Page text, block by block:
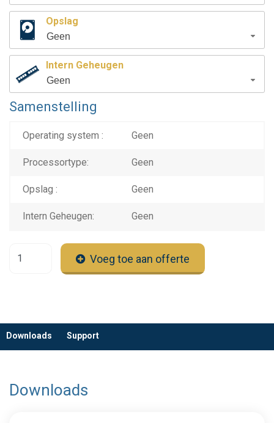
Opslag
Geen
Intern Geheugen
Geen
Samenstelling
Operating system : Geen
Processortype: Geen
Opslag : Geen
Intern Geheugen: Geen
Voeg toe aan offerte
Downloads Support
Downloads